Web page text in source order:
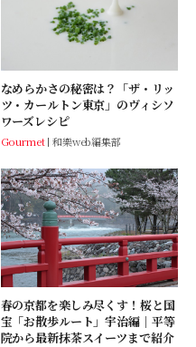
なめらかさの秘密は？「ザ・リッ
ツ・カールトン東京」のヴィシソ
ワーズレシピ
Gourmet 和樂web編集部
春の京都を楽しみ尽くす！桜と国
宝「お散歩ルート」宇治編｜平等
院から最新抹茶スイーツまで紹介